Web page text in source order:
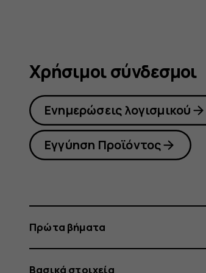
Χρήσιμοι σύνδεσμοι
Ενημερώσεις λογισμικού
Εγγύηση Προϊόντος
Πρώτα βήματα
Βασικά στοιχεία